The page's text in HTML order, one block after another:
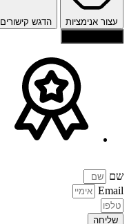
עצור אנימציות
הדגש קישורים
שם
Email
שליחה